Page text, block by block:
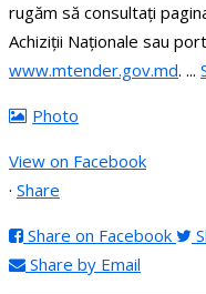
rugăm să consultați
Achiziții Naționale sau
www.mtender.gov.md. ...
Photo
View on Facebook
· Share
Share on Facebook
Share by Email